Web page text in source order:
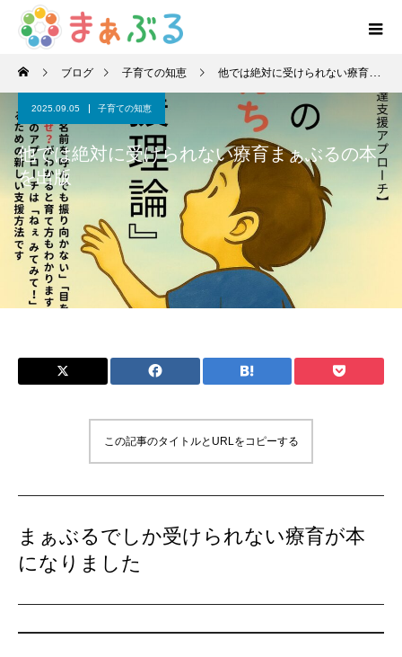
ブログ 子育ての知恵 他では絶対に受けられない療育まぁぶるの本を出版
2025.09.05 子育ての知恵
他では絶対に受けられない療育まぁぶるの本
を出版
この記事のタイトルとURLをコピーする
まぁぶるでしか受けられない療育が本
になりました